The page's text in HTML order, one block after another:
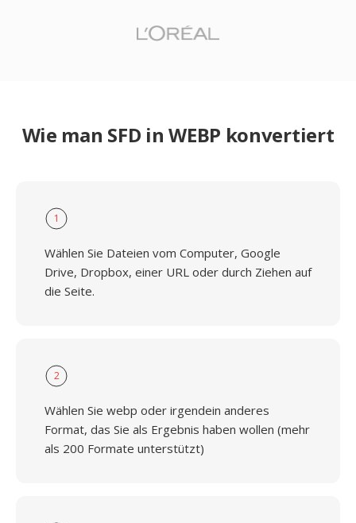
Wie man SFD in WEBP konvertiert
1
Wählen Sie Dateien vom Computer, Google
Drive, Dropbox, einer URL oder durch Ziehen auf
die Seite.
2
Wählen Sie webp oder irgendein anderes
Format, das Sie als Ergebnis haben wollen (mehr
als 200 Formate unterstützt)